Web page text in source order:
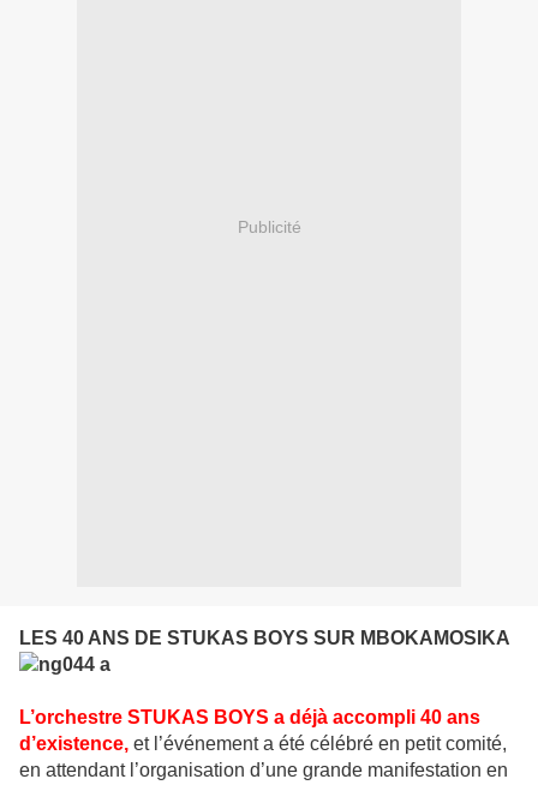
Publicité
LES 40 ANS DE STUKAS BOYS SUR MBOKAMOSIKA
L’orchestre STUKAS BOYS a déjà accompli 40 ans
d’existence, et l’événement a été célébré en petit comité,
en attendant l’organisation d’une grande manifestation en